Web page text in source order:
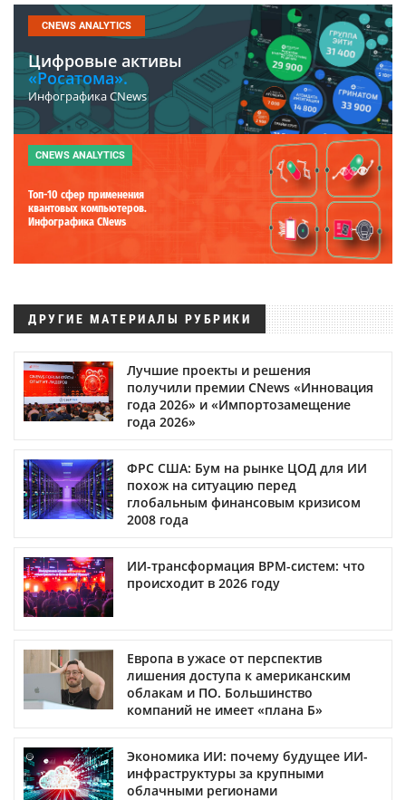
CNEWS ANALYTICS
Цифровые активы
«Росатома».
Инфографика CNews
CNEWS ANALYTICS
Топ-10 сфер применения
квантовых компьютеров.
Инфографика CNews
ДРУГИЕ МАТЕРИАЛЫ РУБРИКИ
Лучшие проекты и решения
получили премии CNews «Инновация
года 2026» и «Импортозамещение
года 2026»
ФРС США: Бум на рынке ЦОД для ИИ
похож на ситуацию перед
глобальным финансовым кризисом
2008 года
ИИ-трансформация BPM-систем: что
происходит в 2026 году
Европа в ужасе от перспектив
лишения доступа к американским
облакам и ПО. Большинство
компаний не имеет «плана Б»
Экономика ИИ: почему будущее ИИ-
инфраструктуры за крупными
облачными регионами